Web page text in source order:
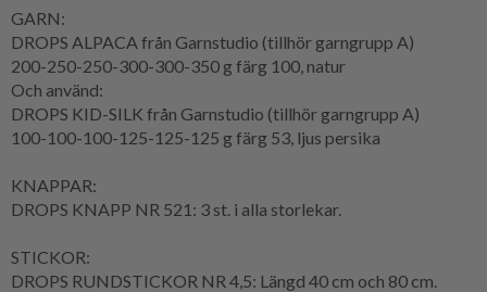
GARN:
DROPS ALPACA från Garnstudio (tillhör garngrupp A)
200-250-250-300-300-350 g färg 100, natur
Och använd:
DROPS KID-SILK från Garnstudio (tillhör garngrupp A)
100-100-100-125-125-125 g färg 53, ljus persika
KNAPPAR:
DROPS KNAPP NR 521: 3 st. i alla storlekar.
STICKOR:
DROPS RUNDSTICKOR NR 4,5: Längd 40 cm och 80 cm.